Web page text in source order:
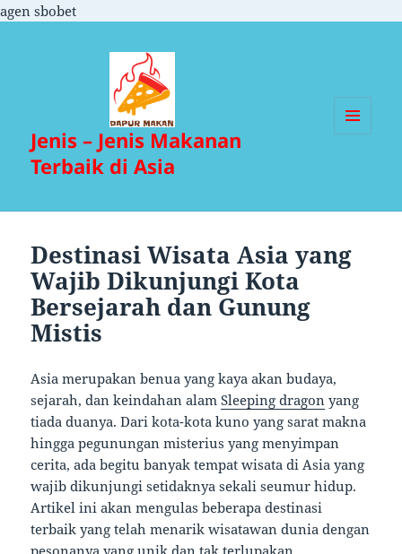
agen sbobet
Jenis – Jenis Makanan
Terbaik di Asia
Destinasi Wisata Asia yang
Wajib Dikunjungi Kota
Bersejarah dan Gunung
Mistis
Asia merupakan benua yang kaya akan budaya,
sejarah, dan keindahan alamSleeping dragon yang
tiada duanya. Dari kota-kota kuno yang sarat makna
hingga pegunungan misterius yang menyimpan
cerita, ada begitu banyak tempat wisata di Asia yang
wajib dikunjungi setidaknya sekali seumur hidup.
Artikel ini akan mengulas beberapa destinasi
terbaik yang telah menarik wisatawan dunia dengan